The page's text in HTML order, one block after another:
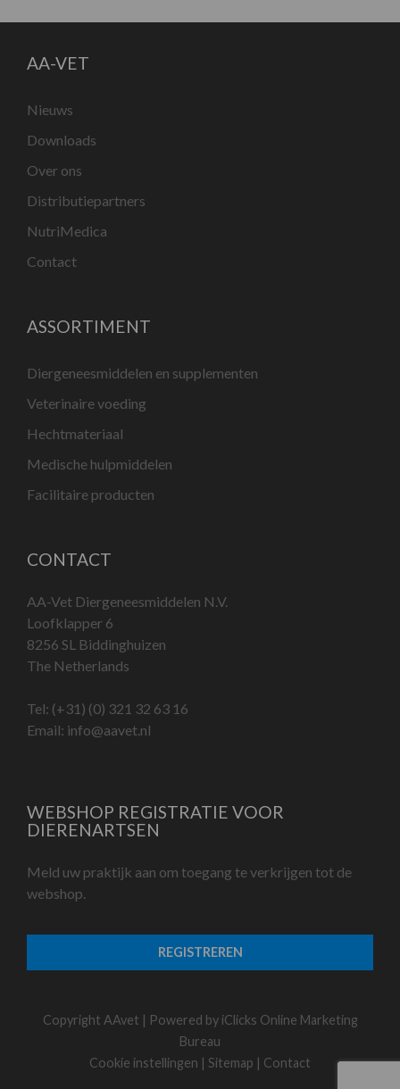
AA-VET
Nieuws
Downloads
Over ons
Distributiepartners
NutriMedica
Contact
ASSORTIMENT
Diergeneesmiddelen en supplementen
Veterinaire voeding
Hechtmateriaal
Medische hulpmiddelen
Facilitaire producten
CONTACT
AA-Vet Diergeneesmiddelen N.V.
Loofklapper 6
8256 SL Biddinghuizen
The Netherlands
Tel: (+31) (0) 321 32 63 16
Email: info@aavet.nl
WEBSHOP REGISTRATIE VOOR
DIERENARTSEN
Meld uw praktijk aan om toegang te verkrijgen tot de
webshop.
REGISTREREN
Copyright AAvet | Powered by iClicks Online Marketing
Bureau
Cookie instellingen | Sitemap | Contact